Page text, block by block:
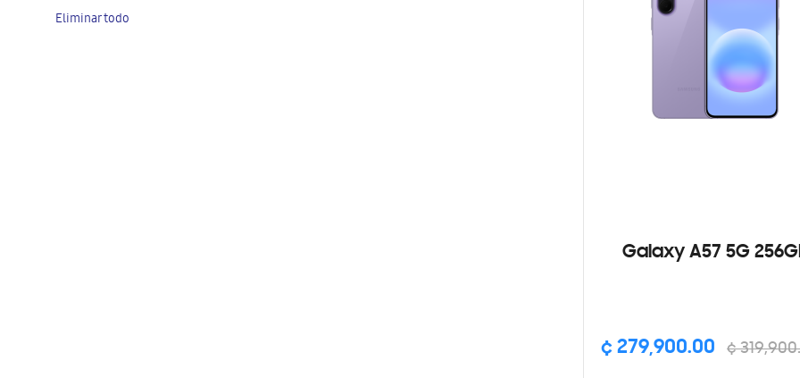
Galaxy A57 5G
¢ 279,900.00 ¢
Eliminar todo